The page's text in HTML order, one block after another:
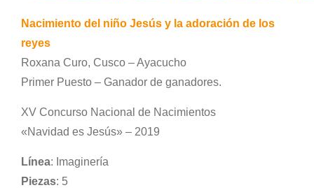
Nacimiento del niño Jesús y la adoración de los
reyes
Roxana Curo, Cusco – Ayacucho
Primer Puesto – Ganador de ganadores.
XV Concurso Nacional de Nacimientos
«Navidad es Jesús» – 2019
Línea: Imaginería
Piezas: 5